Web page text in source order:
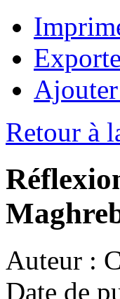
Retour à
Auteur :
Date de